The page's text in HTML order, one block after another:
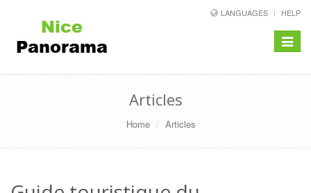
LANGUAGES HELP
Toggle
Articles
Home Articles